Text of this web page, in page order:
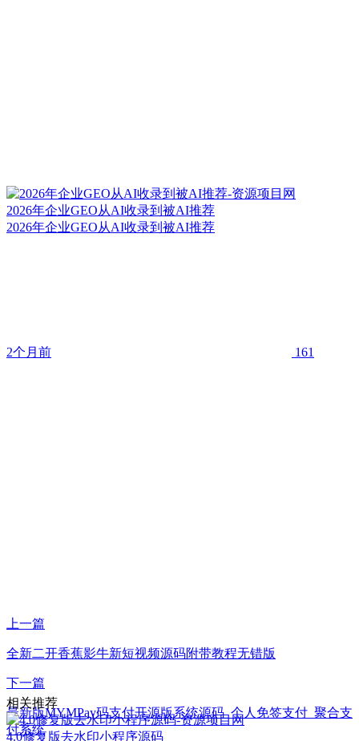
2026年企业GEO从AI收录到被AI推荐
2026年企业GEO从AI收录到被AI推荐
2个月前 161
上一篇
全新二开香蕉影牛新短视频源码附带教程无错版
下一篇
最新版MYMPay码支付开源版系统源码_个人免签支付_聚合支
付系统
相关推荐
4.0修复版去水印小程序源码